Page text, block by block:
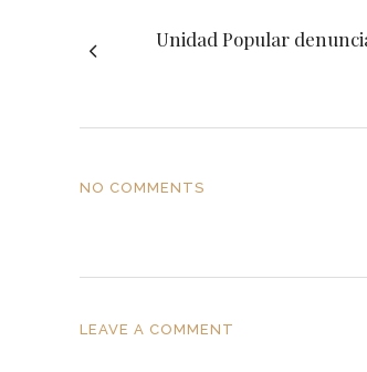
Unidad Popular
NO COMMENTS
LEAVE A COMMENT